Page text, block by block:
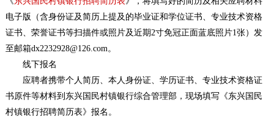
电子版（含身份证及简历上提及的毕业证和学位证书、专业技术资格
证书、荣誉证书等扫描件或照片及近期2寸免冠正面蓝底照片1张）发
至邮箱dx2232928@126.com。
线下报名
应聘者携带个人简历、本人身份证、学历证书、专业技术资格证
书原件等材料到东兴国民村镇银行综合管理部，现场填写《东兴国民
村镇银行招聘简历表》报名。